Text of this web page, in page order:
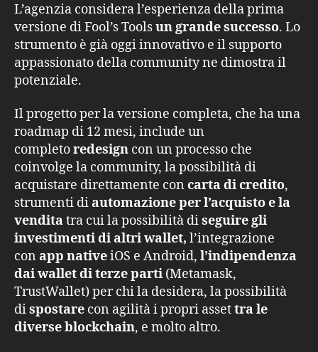
L’agenzia considera l’esperienza della prima
versione di Fool’s Toolsun grande successo. Lo
strumento è già oggi innovativo e il supporto
appassionato della community ne dimostra il
potenziale.
Il progetto per la versione completa, che ha una
roadmap di 12 mesi, include un
completoredesign con un processo che
coinvolge la community, la possibilità di
acquistare direttamente con carta di credito,
strumenti diautomazione per l’acquisto e la
venditatra cui la possibilità diseguire gli
investimenti di altri wallet, l’integrazione
con app nativeiOS e Android, l’indipendenza
dai wallet di terze parti (Metamask,
TrustWallet) per chi la desidera, la possibilità
dispostare con agilità i propri assettra le
diverse blockchain, e molto altro.